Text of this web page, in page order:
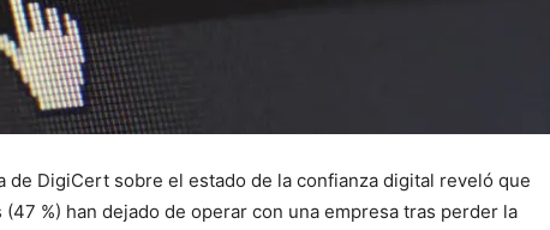
de DigiCert sobre el estado de la confianza digital reveló que
%) han dejado de operar con una empresa tras perder la